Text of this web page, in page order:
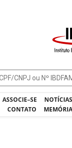
ASSOCIE–SE
CONTATO